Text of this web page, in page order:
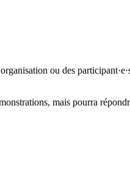
ou des
mais pourra